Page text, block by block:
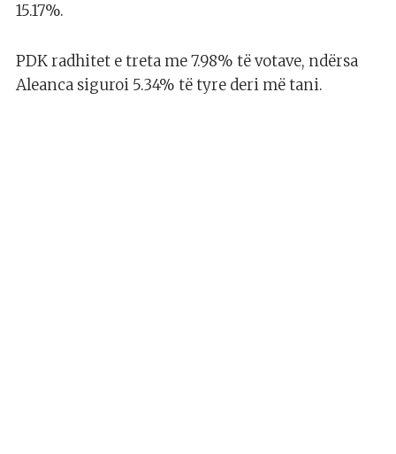
15.17%.
PDK radhitet e treta me 7.98% të votave, ndërsa
Aleanca siguroi 5.34% të tyre deri më tani.